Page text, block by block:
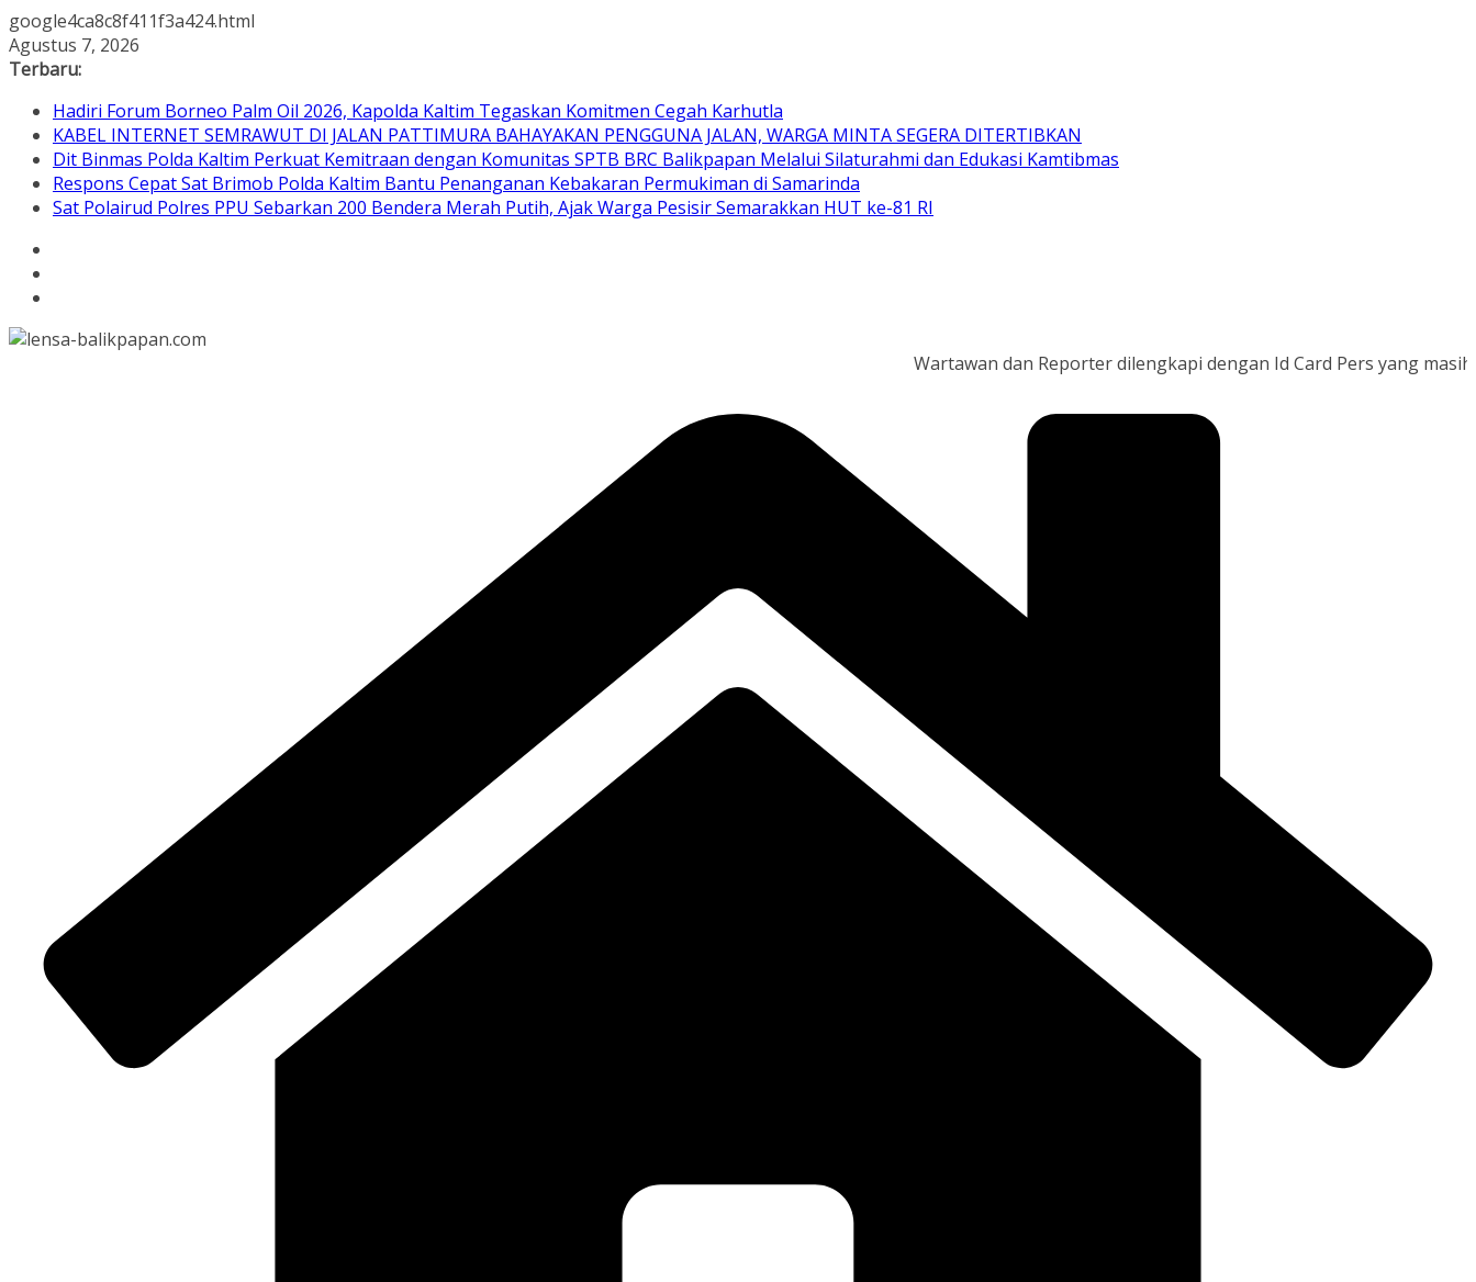
google4ca8c8f411f3a424.html
Skip
to
Agustus 7, 2026
Terbaru:
Hadiri Forum Borneo Palm Oil 2026, Kapolda Kaltim Tegaskan Komitmen Cegah Karhutla
KABEL INTERNET SEMRAWUT DI JALAN PATTIMURA BAHAYAKAN PENGGUNA JALAN, WARGA MINTA SEGERA DITERTIBKAN
Dit Binmas Polda Kaltim Perkuat Kemitraan dengan Komunitas SPTB BRC Balikpapan Melalui Silaturahmi dan Edukasi Kamtibmas
Respons Cepat Sat Brimob Polda Kaltim Bantu Penanganan Kebakaran Permukiman di Samarinda
Sat Polairud Polres PPU Sebarkan 200 Bendera Merah Putih, Ajak Warga Pesisir Semarakkan HUT ke-81 RI
Wartawan dan Reporter dilengkapi dengan Id Card Pers yang masih